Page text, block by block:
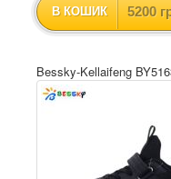
В КОШИК 5200
Bessky-Kellaifeng